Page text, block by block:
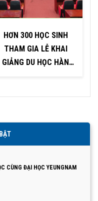
HƠN 300 HỌC SINH
THAM GIA LỄ KHAI
GIẢNG DU HỌC HÀN
CÙNG ĐẠI HỌC YEUNGNAM